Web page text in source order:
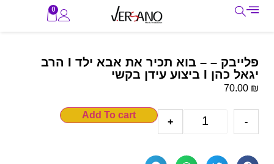
0
פלייבק – – בוא תכיר את אבא ילד I הרב
יגאל כהן I ביצוע עידן בקשי
70.00 ₪
-
+
Add To cart